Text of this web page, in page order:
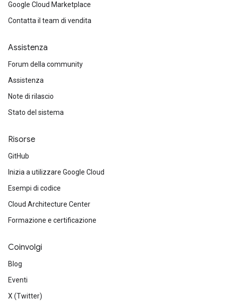
Google Cloud Marketplace
Contatta il team di vendita
Assistenza
Forum della community
Assistenza
Note di rilascio
Stato del sistema
Risorse
GitHub
Inizia a utilizzare Google Cloud
Esempi di codice
Cloud Architecture Center
Formazione e certificazione
Coinvolgi
Blog
Eventi
X (Twitter)